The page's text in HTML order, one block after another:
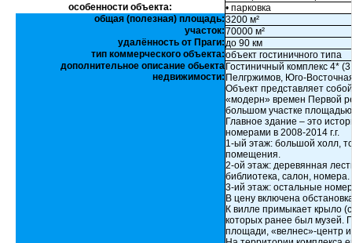
особенности объекта:
• парковка
общая (полезная) площадь:3200 м²
участок:70000 м²
удалённость от Праги:до 90 км
тип коммерческого объекта:объект гостиничного типа
дополнительное описание обьекта
недвижимости:
Гостиничный комплекс 4*
Пелгржимов, Юго-
Объект представляет
«модерн» времен Первой
большом участке
Главное здание – это
номерами в 2008-2014 г.г.
1-ый этаж: большой холл,
помещения.
2-ой этаж: деревянная
библиотека, салон, номера.
3-ий этаж: остальные
В цену включена
К вилле примыкает крыло
которых ранее был музей.
площади, «велнес»-центр